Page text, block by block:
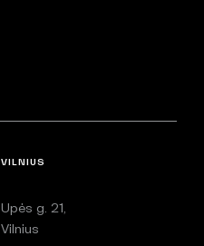
VILNIUS
Upės g. 21,
Vilnius